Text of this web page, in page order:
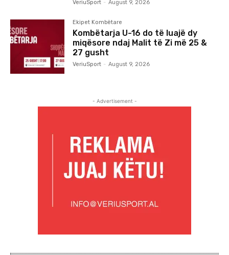
VeriuSport - August 9, 2026
Ekipet Kombëtare
Kombëtarja U-16 do të luajë dy
miqësore ndaj Malit të Zi më 25 &
27 gusht
VeriuSport - August 9, 2026
- Advertisement -